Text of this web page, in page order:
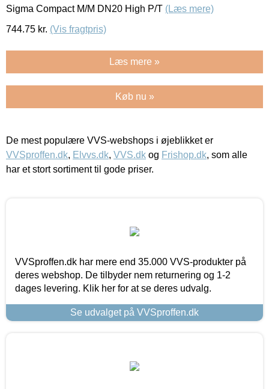
Sigma Compact M/M DN20 High P/T (Læs mere)
744.75 kr. (Vis fragtpris)
Læs mere »
Køb nu »
De mest populære VVS-webshops i øjeblikket er
VVSproffen.dk, Elvvs.dk, VVS.dk og Frishop.dk, som alle
har et stort sortiment til gode priser.
VVSproffen.dk har mere end 35.000 VVS-produkter på
deres webshop. De tilbyder nem returnering og 1-2
dages levering. Klik her for at se deres udvalg.
Se udvalget på VVSproffen.dk